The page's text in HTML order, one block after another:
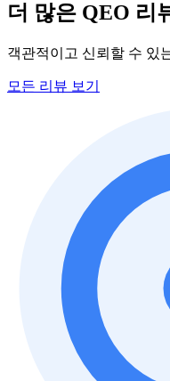
더 많은 QEO 리
객관적이고 신뢰할 수 있
모든 리뷰 보기